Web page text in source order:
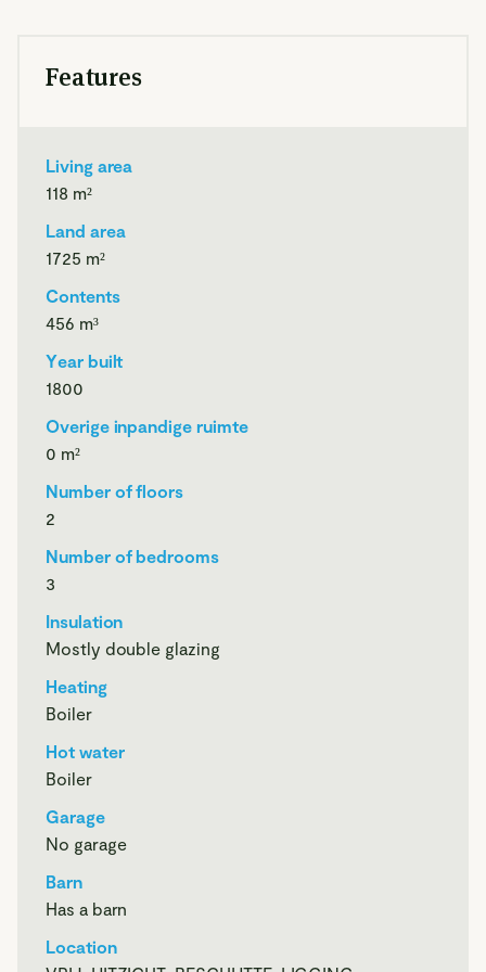
tweede leven. Er is privacy, ruimte, zon én schaduw. En dan
De ligging is misschien wel het mooiste van alles. Rust,
onderdeel van de Diefdijklinie en gelegen in een Natura
2000 gebied. Je woont landelijk en vrij, maar zeker niet
afgelegen. Leerdam en Schoonrewoerd liggen dichtbij en
ook de snelweg is in een paar minuten bereikbaar.
De bewoner aan het woord:
voorjaar en in het najaar de appels en peren, prachtig
gebied om te wandelen en te fietsen… te genieten van de
natuur en de grote diversiteit aan vogels, het voelt alsof ik
in mijn vakantiehuis ben gaan wonen. Je woont rustig, maar
op de snelweg, maar je hoort het niet, vlakbij de snelwegen
naar Utrecht en Nieuwegein binnen 15 minuten bereikbaar,
je woont in het midden van het land. In de avond zie je hier
nog de sterrenhemel en hoor je regelmatig de uilen. Je kan
grotere Leerdam met een diversiteit aan winkels beide met
een authentiek centrum. Dit huis voelde vanaf het begin aan
als een warme deken.”
Features
Living area
118 m²
Land area
1725 m²
Contents
456 m³
Year built
1800
Overige inpandige ruimte
0 m²
Number of floors
2
Number of bedrooms
3
Insulation
Mostly double glazing
Heating
Boiler
Hot water
Boiler
Garage
No garage
Barn
Has a barn
Location